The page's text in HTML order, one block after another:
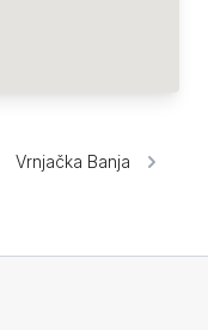
Vrnjačka Banja